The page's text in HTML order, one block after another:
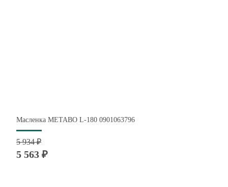
Масленка METABO L-180 0901063796
5 934 ₽
5 563 ₽